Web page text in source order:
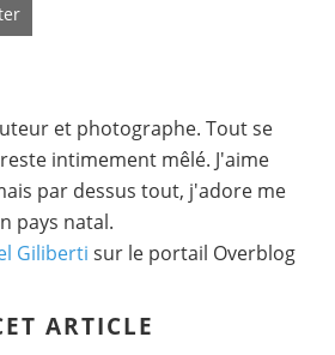
et photographe. Tout se
intimement mêlé. J'aime
par dessus tout, j'adore me
pays natal.
Giliberti sur le portail Overblog
ARTICLE